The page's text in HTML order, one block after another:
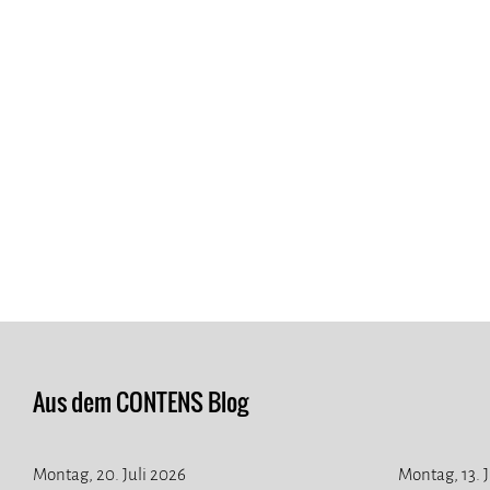
Aus dem CONTENS Blog
Montag, 20. Juli 2026 Montag, 13.